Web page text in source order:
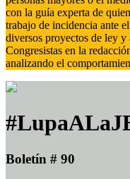
con la guía experta de
trabajo de incidencia ante
diversos proyectos de ley
Congresistas en la
analizando el
Boletín # 90